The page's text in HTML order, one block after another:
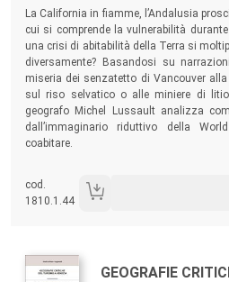
La California in fiamme, l’Andalusia
cui si comprende la vulnerabilità
una crisi di abitabilità della Terra si
diversamente? Basandosi su
miseria dei senzatetto di Vancouver
sul riso selvatico o alle miniere di
geografo Michel Lussault analizza
dall’immaginario riduttivo della
coabitare.
cod.
1810.1.44
Autori:
Titolo:
GEOGRAFIE